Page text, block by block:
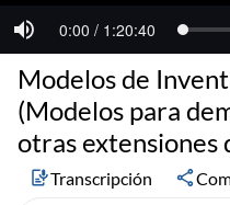
Modelos de
(Modelos para
otras extensiones
Transcripción